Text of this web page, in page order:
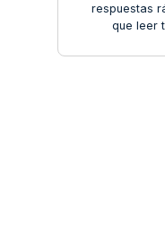
respuestas
que leer